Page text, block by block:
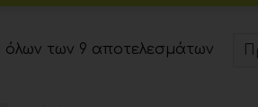
όλων των 9 αποτελεσμάτων